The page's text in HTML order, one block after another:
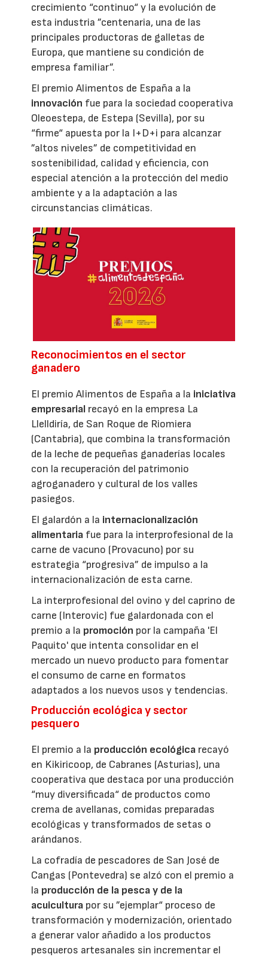
crecimiento “continuo“ y la evolución de
esta industria ”centenaria, una de las
principales productoras de galletas de
Europa, que mantiene su condición de
empresa familiar”.
El premio Alimentos de España a la
innovación fue para la sociedad cooperativa
Oleoestepa, de Estepa (Sevilla), por su
“firme“ apuesta por la I+D+i para alcanzar
”altos niveles” de competitividad en
sostenibilidad, calidad y eficiencia, con
especial atención a la protección del medio
ambiente y a la adaptación a las
circunstancias climáticas.
Reconocimientos en el sector
ganadero
El premio Alimentos de España a la iniciativa
empresarial recayó en la empresa La
Llelldiría, de San Roque de Riomiera
(Cantabria), que combina la transformación
de la leche de pequeñas ganaderías locales
con la recuperación del patrimonio
agroganadero y cultural de los valles
pasiegos.
El galardón a la internacionalización
alimentaria fue para la interprofesional de la
carne de vacuno (Provacuno) por su
estrategia “progresiva” de impulso a la
internacionalización de esta carne.
La interprofesional del ovino y del caprino de
carne (Interovic) fue galardonada con el
premio a la promoción por la campaña 'El
Paquito' que intenta consolidar en el
mercado un nuevo producto para fomentar
el consumo de carne en formatos
adaptados a los nuevos usos y tendencias.
Producción ecológica y sector
pesquero
El premio a la producción ecológica recayó
en Kikiricoop, de Cabranes (Asturias), una
cooperativa que destaca por una producción
“muy diversificada“ de productos como
crema de avellanas, comidas preparadas
ecológicas y transformados de setas o
arándanos.
La cofradía de pescadores de San José de
Cangas (Pontevedra) se alzó con el premio a
la producción de la pesca y de la
acuicultura por su ”ejemplar“ proceso de
transformación y modernización, orientado
a generar valor añadido a los productos
pesqueros artesanales sin incrementar el